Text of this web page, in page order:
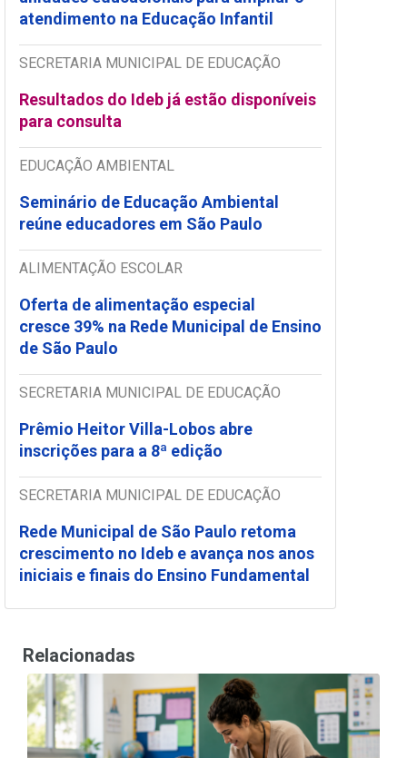
atendimento na Educação Infantil
SECRETARIA MUNICIPAL DE EDUCAÇÃO
Resultados do Ideb já estão disponíveis
para consulta
EDUCAÇÃO AMBIENTAL
Seminário de Educação Ambiental
reúne educadores em São Paulo
ALIMENTAÇÃO ESCOLAR
Oferta de alimentação especial
cresce 39% na Rede Municipal de Ensino
de São Paulo
SECRETARIA MUNICIPAL DE EDUCAÇÃO
Prêmio Heitor Villa-Lobos abre
inscrições para a 8ª edição
SECRETARIA MUNICIPAL DE EDUCAÇÃO
Rede Municipal de São Paulo retoma
crescimento no Ideb e avança nos anos
iniciais e finais do Ensino Fundamental
Relacionadas